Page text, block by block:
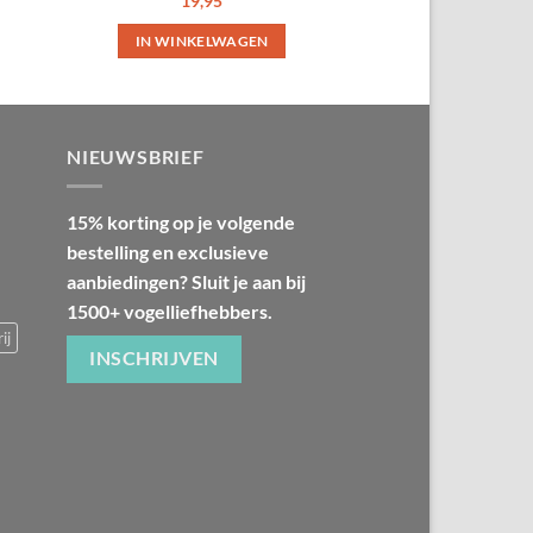
IN WINKELWAGEN
NIEUWSBRIEF
15% korting op je volgende
bestelling en exclusieve
aanbiedingen? Sluit je aan bij
1500+ vogelliefhebbers.
INSCHRIJVEN